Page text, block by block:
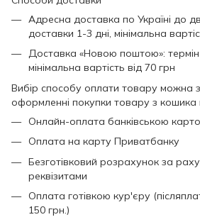
Адресна доставка по Україні до
доставки 1-3 дні, мінімальна
Доставка «Новою поштою»: термін
мінімальна вартість від 70 грн
Вибір способу оплати товару можна
оформленні покупки товару з кошика
Онлайн-оплата банківською
Оплата на карту Приватбанку
Безготівковий розрахунок за
реквізитами
Оплата готівкою кур'єру
150 грн.)